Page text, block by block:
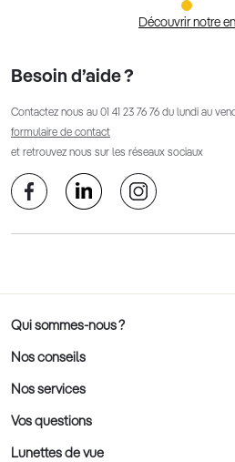
Découvrir notre
Besoin d’aide ?
Contactez nous au 01 41 23 76 76 du lundi au
formulaire de contact
et retrouvez nous sur les réseaux sociaux
Qui sommes-nous ?
Notre charte déontologique
AFNOR Certification
Rendez-vous prévision
Nos conseils
Nos conseils lunettes
Nos conseils lentilles
Nos conseils enfants
Nos services
Optic 2000 à domicile
Le contrôle de la vue chez votre opticien
Vos questions
Lunettes de vue